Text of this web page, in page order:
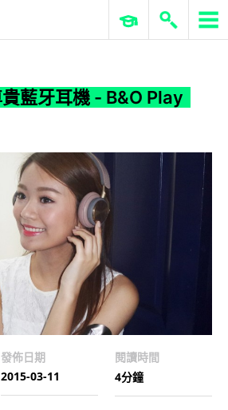
ERP 與商業 AI
藍牙耳機 - B&O Play
發佈日期
2015-03-11
閱讀時間
4分鐘